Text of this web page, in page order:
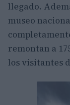
llegado.
museo
remontan a
los visitantes